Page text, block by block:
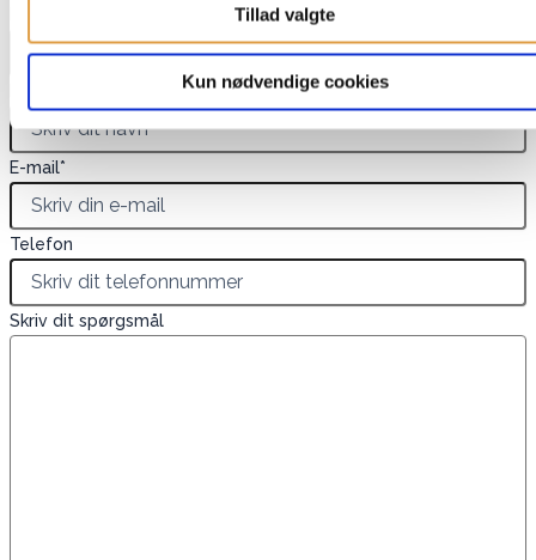
Tillad valgte
Kun nødvendige cookies
E-mail*
Telefon
Skriv dit spørgsmål